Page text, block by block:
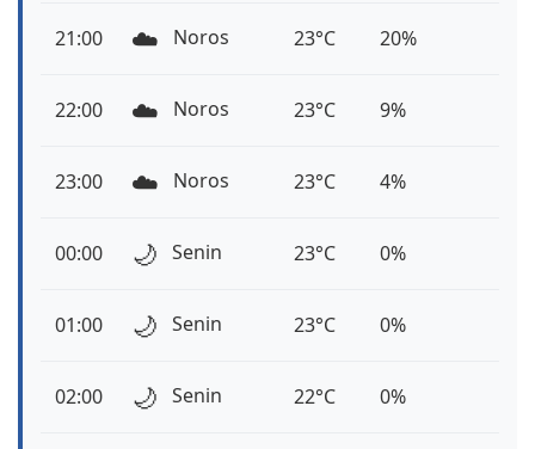
21:00 ☁️ Noros 23°C 20%
22:00 ☁️ Noros 23°C 9%
23:00 ☁️ Noros 23°C 4%
00:00 🌙 Senin 23°C 0%
01:00 🌙 Senin 23°C 0%
02:00 🌙 Senin 22°C 0%